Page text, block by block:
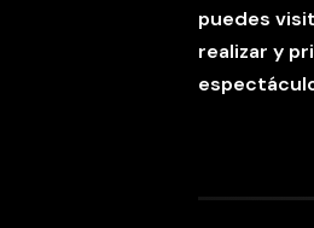
puedes
realizar y